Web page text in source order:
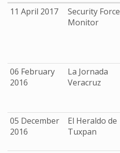
11 April 2017
Security Force
Monitor
06 February
2016
La Jornada
Veracruz
05 December
2016
El Heraldo de
Tuxpan